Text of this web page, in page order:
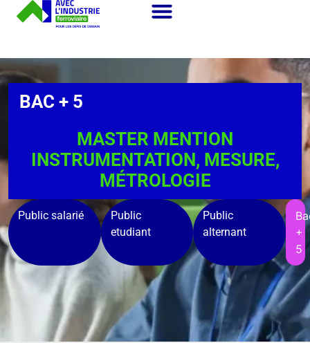
BAC + 5
MASTER MENTION
INSTRUMENTATION, MESURE,
MÉTROLOGIE
Public salarié
Public
etudiant
Public
alternant
+
5